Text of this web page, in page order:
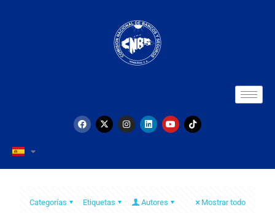
Categorías Etiquetas Autores Mostrar todo